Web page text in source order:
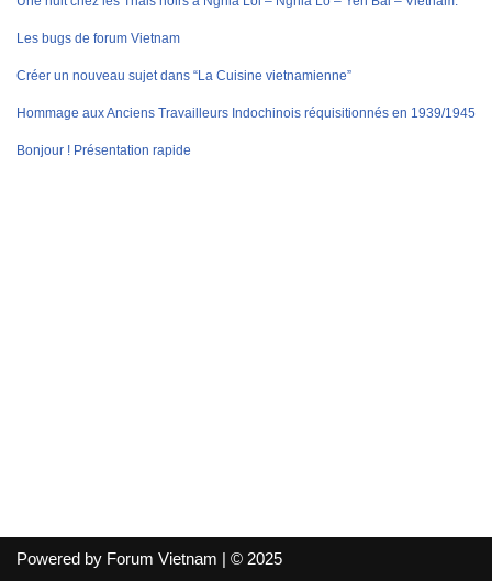
Les bugs de forum Vietnam
Créer un nouveau sujet dans “La Cuisine vietnamienne”
Hommage aux Anciens Travailleurs Indochinois réquisitionnés en 1939/1945
Bonjour ! Présentation rapide
Powered by Forum Vietnam | © 2025